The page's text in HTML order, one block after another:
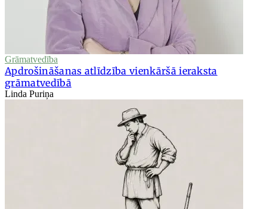
Grāmatvedība
Apdrošināšanas atlīdzība vienkāršā ieraksta
grāmatvedībā
Linda Puriņa